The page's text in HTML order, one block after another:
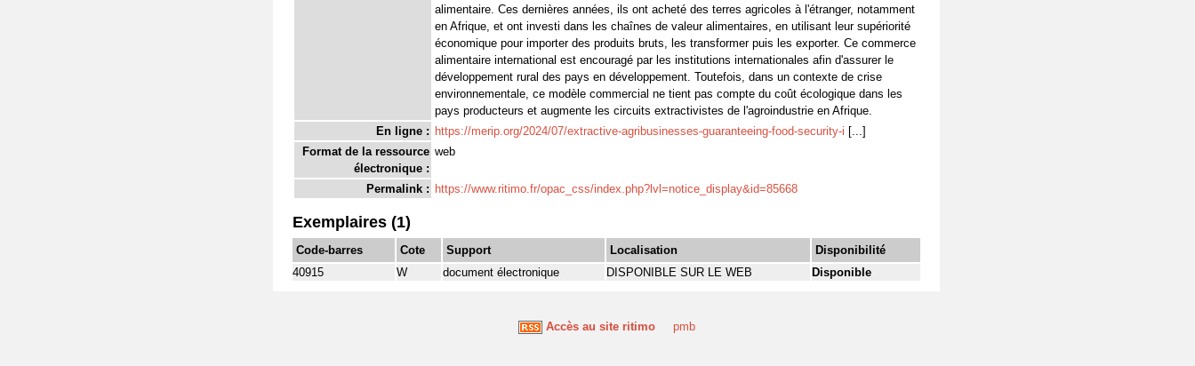
alimentaire. Ces dernières années, ils ont acheté des terres agricoles à l'étranger, notamment
en Afrique, et ont investi dans les chaînes de valeur alimentaires, en utilisant leur supériorité
économique pour importer des produits bruts, les transformer puis les exporter. Ce commerce
alimentaire international est encouragé par les institutions internationales afin d'assurer le
développement rural des pays en développement. Toutefois, dans un contexte de crise
environnementale, ce modèle commercial ne tient pas compte du coût écologique dans les
pays producteurs et augmente les circuits extractivistes de l'agroindustrie en Afrique.
En ligne : https://merip.org/2024/07/extractive-agribusinesses-guaranteeing-food-security-i [...]
Format de la ressource
électronique :
web
Permalink : https://www.ritimo.fr/opac_css/index.php?lvl=notice_display&id=85668
Exemplaires (1)
Code-barres Cote Support Localisation
Disponibilité
40915
W document électronique DISPONIBLE SUR LE WEB Disponible
Accès au site ritimo pmb